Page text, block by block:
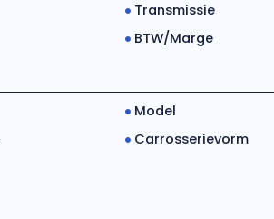
Transmissie
BTW/Marge
Model
Carrosserievorm